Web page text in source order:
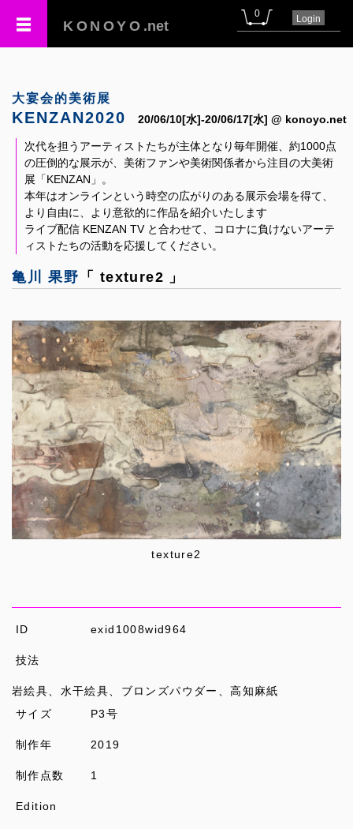
KONOYO .net
0 Login
大宴会的美術展
KENZAN2020 20/06/10[水]-20/06/17[水] @ konoyo.net
次代を担うアーティストたちが主体となり毎年開催、約1000点
の圧倒的な展示が、美術ファンや美術関係者から注目の大美術
展「KENZAN」。
本年はオンラインという時空の広がりのある展示会場を得て、
より自由に、より意欲的に作品を紹介いたします
ライブ配信 KENZAN TV と合わせて、コロナに負けないアーテ
ィストたちの活動を応援してください。
亀川 果野 「 texture2 」
texture2
ID exid1008wid964
技法
岩絵具、水干絵具、ブロンズパウダー、高知麻紙
サイズ
P3号
制作年 2019
制作点数 1
Edition